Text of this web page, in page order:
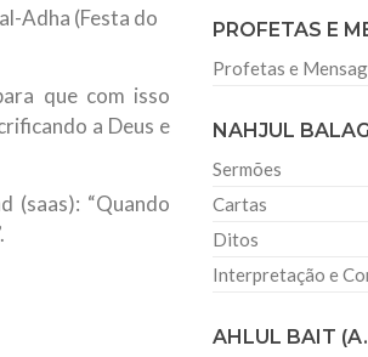
no Brasil recebe o ex-
Exteriores da República
quinta-feira, 03 de Abril, o Centro Islâmico
Paulo, o ex-ministro das Relações
Kharrazi, que encontra-se visitando
Adha (Festa do
que com isso
a Deus e
(saas): “Quando
PROFETAS E
Profetas e
NAHJUL
Sermões
Cartas
Ditos
Interpretação e
AHLUL BAIT